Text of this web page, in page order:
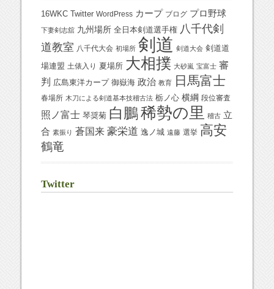
16WKC Twitter WordPress カープ ブログ プロ野球
下妻剣志舘 九州場所 全日本剣道選手権 八千代剣
道教室 八千代大会 初場所 剣道 剣道大会 剣道道
場連盟 土俵入り 夏場所 大相撲 大砂嵐 宝富士 審
判
広島東洋カープ 御嶽海 政治 教育 日馬富士
春場所 木刀による剣道基本技稽古法 栃ノ心 横綱 段位審査
照ノ富士 琴奨菊 白鵬稀勢の里 稽古 立
合 素振り 蒼国来 豪栄道 逸ノ城 遠藤 選挙 高安
鶴竜
Twitter